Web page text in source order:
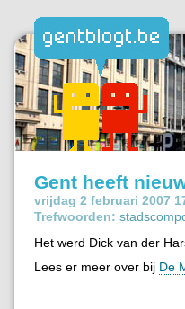
Gent heeft
vrijdag 2 februari 2007
Trefwoorden:
Het werd Dick van der
Lees er meer over bij De